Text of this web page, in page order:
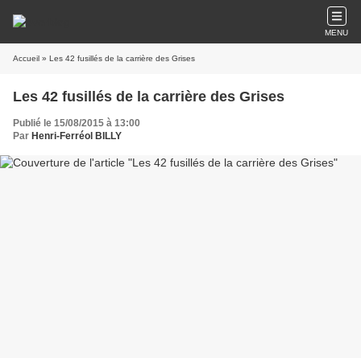
MENU
Accueil » Les 42 fusillés de la carrière des Grises
Les 42 fusillés de la carrière des Grises
Publié le 15/08/2015 à 13:00
Par Henri-Ferréol BILLY